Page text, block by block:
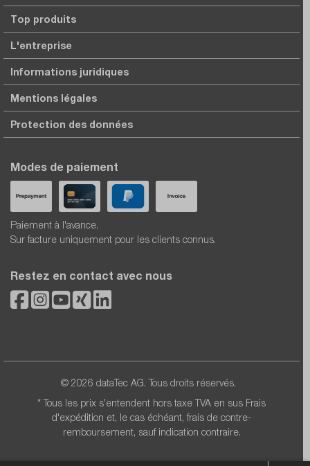
Top produits
L'entreprise
Informations juridiques
Mentions légales
Protection des données
Modes de paiement
Paiement à l'avance.
Sur facture uniquement pour les clients connus.
Restez en contact avec nous
© 2026 dataTec AG. Tous droits réservés.
* Tous les prix s'entendent hors taxe TVA en sus Frais
d'expédition et, le cas échéant, frais de contre-
remboursement, sauf indication contraire.